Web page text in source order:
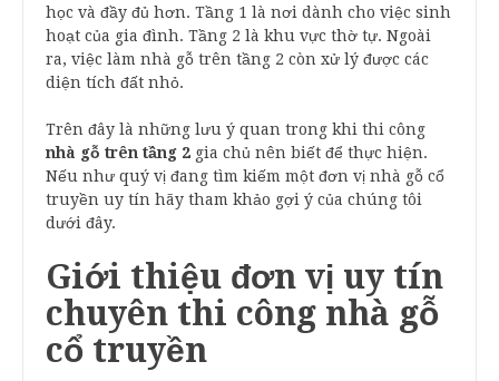
học và đầy đủ hơn. Tầng 1 là nơi dành cho việc sinh
hoạt của gia đình. Tầng 2 là khu vực thờ tự. Ngoài
ra, việc làm nhà gỗ trên tầng 2 còn xử lý được các
diện tích đất nhỏ.
Trên đây là những lưu ý quan trong khi thi công
nhà gỗ trên tầng 2 gia chủ nên biết để thực hiện.
Nếu như quý vị đang tìm kiếm một đơn vị nhà gỗ cổ
truyền uy tín hãy tham khảo gợi ý của chúng tôi
dưới đây.
Giới thiệu đơn vị uy tín
chuyên thi công nhà gỗ
cổ truyền